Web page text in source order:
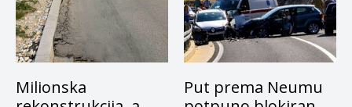
Milionska
Put prema Neumu